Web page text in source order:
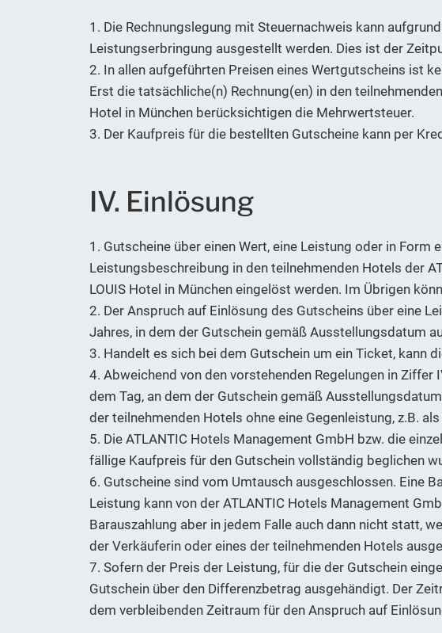
1. Die Rechnungslegung mit Steuernachweis kann
Leistungserbringung ausgestellt werden. Dies ist der
2. In allen aufgeführten Preisen eines Wertgutscheins ist
Erst die tatsächliche(n) Rechnung(en) in den
Hotel in München berücksichtigen die Mehrwertsteuer.
3. Der Kaufpreis für die bestellten Gutscheine kann per
IV. Einlösung
1. Gutscheine über einen Wert, eine Leistung oder in
Leistungsbeschreibung in den teilnehmenden Hotels der
LOUIS Hotel in München eingelöst werden. Im Übrigen
2. Der Anspruch auf Einlösung des Gutscheins über eine
Jahres, in dem der Gutschein gemäß Ausstellungsdatum
3. Handelt es sich bei dem Gutschein um ein Ticket, kann
4. Abweichend von den vorstehenden Regelungen in
dem Tag, an dem der Gutschein gemäß
der teilnehmenden Hotels ohne eine Gegenleistung, z.B.
5. Die ATLANTIC Hotels Management GmbH bzw. die
fällige Kaufpreis für den Gutschein vollständig beglichen
6. Gutscheine sind vom Umtausch ausgeschlossen. Eine
Leistung kann von der ATLANTIC Hotels Management
Barauszahlung aber in jedem Falle auch dann nicht statt,
der Verkäuferin oder eines der teilnehmenden Hotels
7. Sofern der Preis der Leistung, für die der Gutschein
Gutschein über den Differenzbetrag ausgehändigt. Der
dem verbleibenden Zeitraum für den Anspruch auf